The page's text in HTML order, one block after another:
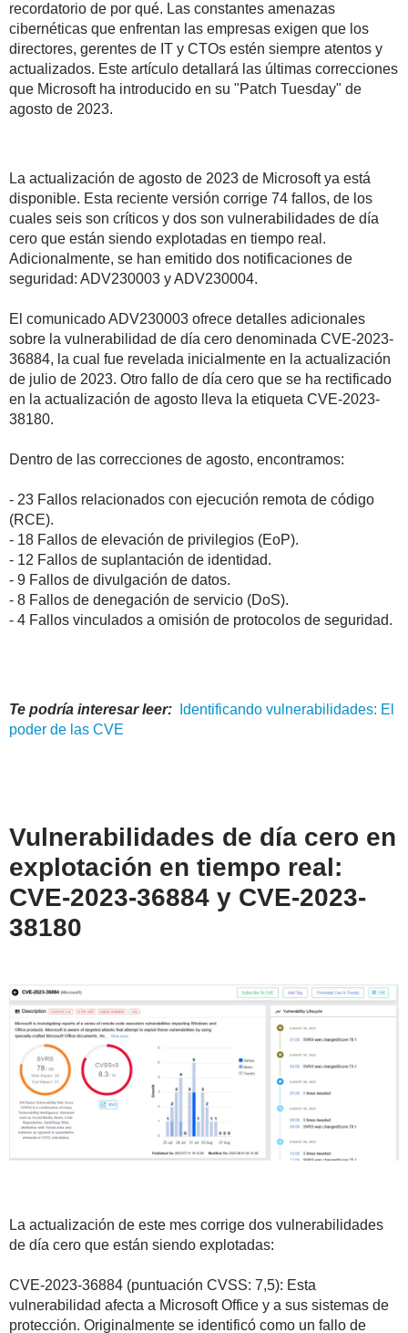
recordatorio de por qué. Las constantes amenazas
cibernéticas que enfrentan las empresas exigen que los
directores, gerentes de IT y CTOs estén siempre atentos y
actualizados. Este artículo detallará las últimas correcciones
que Microsoft ha introducido en su "Patch Tuesday" de
agosto de 2023.
La actualización de agosto de 2023 de Microsoft ya está
disponible. Esta reciente versión corrige 74 fallos, de los
cuales seis son críticos y dos son vulnerabilidades de día
cero que están siendo explotadas en tiempo real.
Adicionalmente, se han emitido dos notificaciones de
seguridad: ADV230003 y ADV230004.
El comunicado ADV230003 ofrece detalles adicionales
sobre la vulnerabilidad de día cero denominada CVE-2023-
36884, la cual fue revelada inicialmente en la actualización
de julio de 2023. Otro fallo de día cero que se ha rectificado
en la actualización de agosto lleva la etiqueta CVE-2023-
38180.
Dentro de las correcciones de agosto, encontramos:
- 23 Fallos relacionados con ejecución remota de código
(RCE).
- 18 Fallos de elevación de privilegios (EoP).
- 12 Fallos de suplantación de identidad.
- 9 Fallos de divulgación de datos.
- 8 Fallos de denegación de servicio (DoS).
- 4 Fallos vinculados a omisión de protocolos de seguridad.
Te podría interesar leer:
Identificando vulnerabilidades: El
poder de las CVE
Vulnerabilidades de día cero en
explotación en tiempo real:
CVE-2023-36884 y CVE-2023-
38180
La actualización de este mes corrige dos vulnerabilidades
de día cero que están siendo explotadas:
CVE-2023-36884 (puntuación CVSS: 7,5): Esta
vulnerabilidad afecta a Microsoft Office y a sus sistemas de
protección. Originalmente se identificó como un fallo de